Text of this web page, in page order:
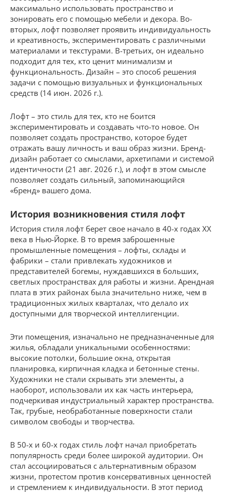
максимально использовать пространство и
зонировать его с помощью мебели и декора. Во-
вторых, лофт позволяет проявить индивидуальность
и креативность, экспериментировать с различными
материалами и текстурами. В-третьих, он идеально
подходит для тех, кто ценит минимализм и
функциональность. Дизайн – это способ решения
задачи с помощью визуальных и функциональных
средств (14 июн. 2026 г.).
Лофт – это стиль для тех, кто не боится
экспериментировать и создавать что-то новое. Он
позволяет создать пространство, которое будет
отражать вашу личность и ваш образ жизни. Бренд-
дизайн работает со смыслами, архетипами и системой
идентичности (21 авг. 2026 г.), и лофт в этом смысле
позволяет создать сильный, запоминающийся
«бренд» вашего дома.
История возникновения стиля лофт
История стиля лофт берет свое начало в 40-х годах XX
века в Нью-Йорке. В то время заброшенные
промышленные помещения – лофты, склады и
фабрики – стали привлекать художников и
представителей богемы, нуждавшихся в больших,
светлых пространствах для работы и жизни. Арендная
плата в этих районах была значительно ниже, чем в
традиционных жилых кварталах, что делало их
доступными для творческой интеллигенции.
Эти помещения, изначально не предназначенные для
жилья, обладали уникальными особенностями:
высокие потолки, большие окна, открытая
планировка, кирпичная кладка и бетонные стены.
Художники не стали скрывать эти элементы, а
наоборот, использовали их как часть интерьера,
подчеркивая индустриальный характер пространства.
Так, грубые, необработанные поверхности стали
символом свободы и творчества.
В 50-х и 60-х годах стиль лофт начал приобретать
популярность среди более широкой аудитории. Он
стал ассоциироваться с альтернативным образом
жизни, протестом против консервативных ценностей
и стремлением к индивидуальности. В этот период